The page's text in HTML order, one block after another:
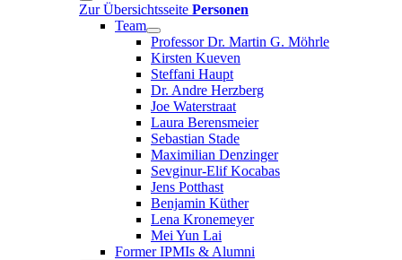
Zur Übersichtsseite Personen
Team
Professor Dr. Martin G. Möhrle
Kirsten Kueven
Steffani Haupt
Dr. Andre Herzberg
Joe Waterstraat
Laura Berensmeier
Sebastian Stade
Maximilian Denzinger
Sevginur-Elif Kocabas
Jens Potthast
Benjamin Küther
Lena Kronemeyer
Mei Yun Lai
Former IPMIs & Alumni